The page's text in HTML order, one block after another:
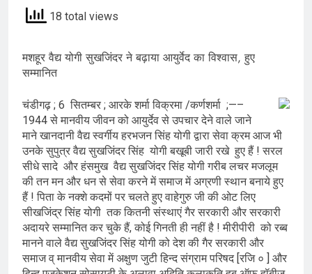
18 total views
मशहूर वैद्य योगी सुखजिंदर ने बढ़ाया आयुर्वेद का विश्वास, हुए
सम्मानित
चंडीगढ़ ; 6 सितम्बर ; आरके शर्मा विक्रमा /कर्णशर्मा ;—–
1944 से मानवीय जीवन को आयुर्देव से उपचार देने वाले जाने
माने खानदानी वैद्य स्वर्गीय हरभजन सिंह योगी द्वारा सेवा क्रम आज भी
उनके सुपुत्र वैद्य सुखजिंदर सिंह योगी बखूबी जारी रखे हुए हैं ! सरल
सीधे सादे और हंसमुख वैद्य सुखजिंदर सिंह योगी गरीब लचर मजलूम
की तन मन और धन से सेवा करने में समाज में अग्रणी स्थान बनाये हुए
हैं ! पिता के नक्शे कदमों पर चलते हुए वाहेगुरु जी की ओट लिए
सीखजिंद्र सिंह योगी तक कितनी संस्थाएं गैर सरकारी और सरकारी
अदायरे सम्मानित कर चुके हैं, कोई गिनती ही नहीं है ! मीरीपीरी को रब्ब
मानने वाले वैद्य सुखजिंदर सिंह योगी को देश की गैर सरकारी और
समाज व् मानवीय सेवा में अक्षुण जुटी हिन्द संग्राम परिषद [रजि ० ] और